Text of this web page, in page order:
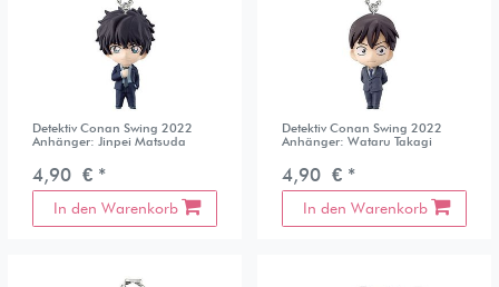
Detektiv Conan Swing 2022
Anhänger: Jinpei Matsuda
4,90 € *
In den Warenkorb
Detektiv Conan Swing 2022
Anhänger: Wataru Takagi
4,90 € *
In den Warenkorb